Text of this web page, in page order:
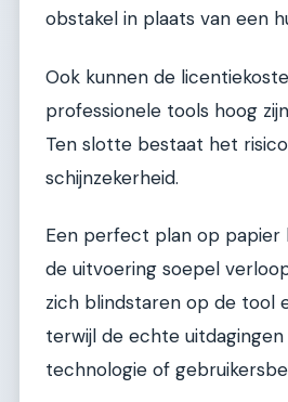
obstakel in plaats van een
Ook kunnen de
professionele tools hoog
Ten slotte bestaat het
schijnzekerheid.
Een perfect plan op
de uitvoering soepel
zich blindstaren op de tool
terwijl de echte
technologie of